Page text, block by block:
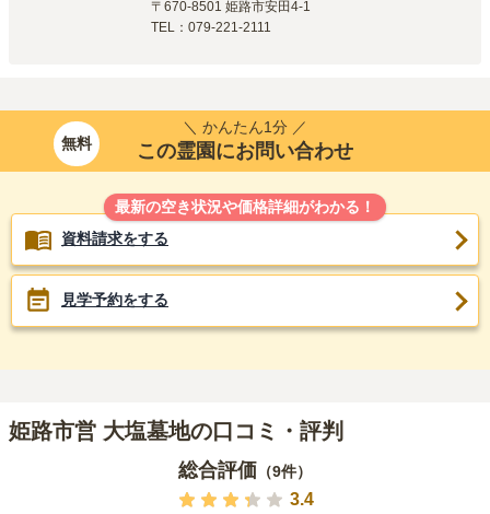
〒 670-8501 姫路市安田4-1
TEL： 079-221-2111
無料
＼ かんたん1分 ／
この霊園にお問い合わせ
最新の空き状況や価格詳細がわかる！
資料請求をする
見学予約をする
姫路市営 大塩墓地の口コミ・評判
総合評価 （9件）
3.4